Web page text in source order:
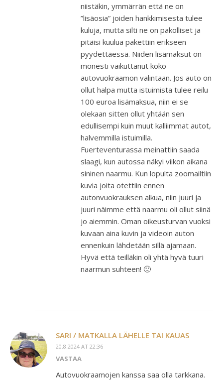
niistäkin, ymmärrän että ne on
”lisäosia” joiden hankkimisesta tulee
kuluja, mutta silti ne on pakolliset ja
pitäisi kuulua pakettiin erikseen
pyydettäessä. Niiden lisämaksut on
monesti vaikuttanut koko
autovuokraamon valintaan. Jos auto on
ollut halpa mutta istuimista tulee reilu
100 euroa lisämaksua, niin ei se
olekaan sitten ollut yhtään sen
edullisempi kuin muut kalliimmat autot,
halvemmilla istuimilla.
Fuerteventurassa meinattiin saada
slaagi, kun autossa näkyi viikon aikana
sininen naarmu. Kun lopulta zoomailtiin
kuvia joita otettiin ennen
autonvuokrauksen alkua, niin juuri ja
juuri näimme että naarmu oli ollut siinä
jo aiemmin. Oman oikeusturvan vuoksi
kuvaan aina kuvin ja videoin auton
ennenkuin lähdetään sillä ajamaan.
Hyvä että teilläkin oli yhtä hyvä tuuri
naarmun suhteen! 🙂
SARI / MATKALLA LÄHELLE TAI KAUAS
20.8.2024 AT 22:36
VASTAA
Autovuokraamojen kanssa saa olla tarkkana.